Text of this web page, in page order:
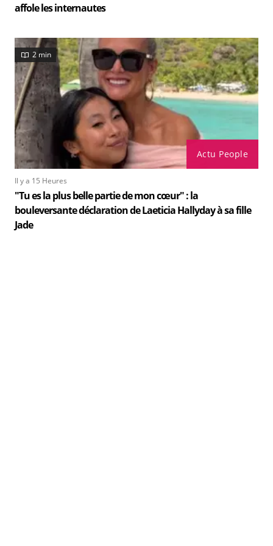
affole les internautes
Actu People
2 min
Il y a 15 Heures
"Tu es la plus belle partie de mon cœur" : la
bouleversante déclaration de Laeticia Hallyday à sa fille
Jade